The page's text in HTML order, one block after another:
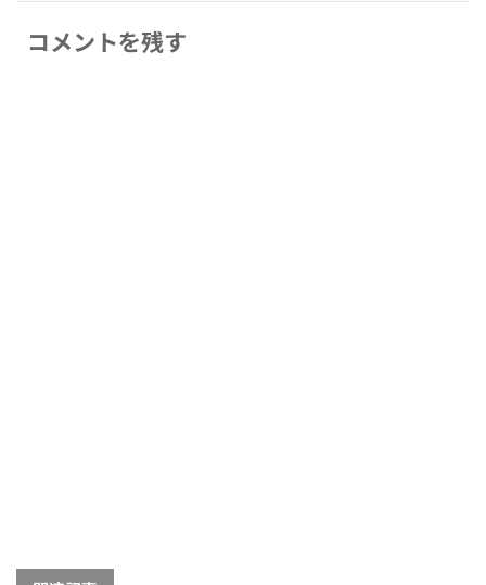
コメントを残す